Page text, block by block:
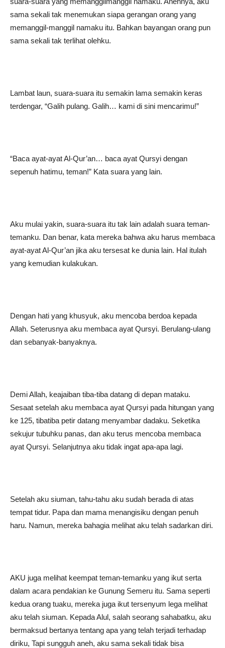
sama sekali tak menemukan siapa gerangan orang yang
memanggil-manggil namaku itu. Bahkan bayangan orang pun
sama sekali tak terlihat olehku.
Lambat laun, suara-suara itu semakin lama semakin keras
terdengar, “Galih pulang. Galih… kami di sini mencarimu!”
“Baca ayat-ayat Al-Qur’an… baca ayat Qursyi dengan
sepenuh hatimu, teman!” Kata suara yang lain.
Aku mulai yakin, suara-suara itu tak lain adalah suara teman-
temanku. Dan benar, kata mereka bahwa aku harus membaca
ayat-ayat Al-Qur’an jika aku tersesat ke dunia lain. Hal itulah
yang kemudian kulakukan.
Dengan hati yang khusyuk, aku mencoba berdoa kepada
Allah. Seterusnya aku membaca ayat Qursyi. Berulang-ulang
dan sebanyak-banyaknya.
Demi Allah, keajaiban tiba-tiba datang di depan mataku.
Sesaat setelah aku membaca ayat Qursyi pada hitungan yang
ke 125, tibatiba petir datang menyambar dadaku. Seketika
sekujur tubuhku panas, dan aku terus mencoba membaca
ayat Qursyi. Selanjutnya aku tidak ingat apa-apa lagi.
Setelah aku siuman, tahu-tahu aku sudah berada di atas
tempat tidur. Papa dan mama menangisiku dengan penuh
haru. Namun, mereka bahagia melihat aku telah sadarkan diri.
AKU juga melihat keempat teman-temanku yang ikut serta
dalam acara pendakian ke Gunung Semeru itu. Sama seperti
kedua orang tuaku, mereka juga ikut tersenyum lega melihat
aku telah siuman. Kepada Alul, salah seorang sahabatku, aku
bermaksud bertanya tentang apa yang telah terjadi terhadap
diriku, Tapi sungguh aneh, aku sama sekali tidak bisa